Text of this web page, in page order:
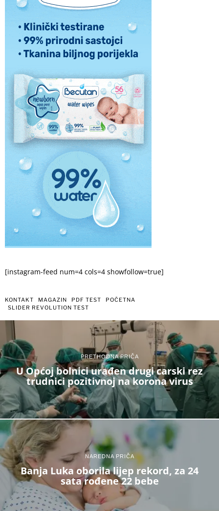
[instagram-feed num=4 cols=4 showfollow=true]
KONTAKT MAGAZIN PDF TEST
POČETNA
SLIDER REVOLUTION TEST
PRETHODNA PRIČA
U Općoj bolnici urađen drugi carski rez
trudnici pozitivnoj na korona virus
NAREDNA PRIČA
Banja Luka oborila lijep rekord, za 24
sata rođene 22 bebe